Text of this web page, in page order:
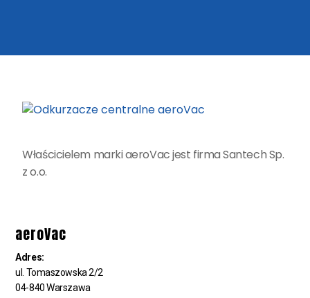
Właścicielem marki aeroVac jest firma Santech Sp.
z o.o.
aeroVac
Adres:
ul. Tomaszowska 2/2
04-840 Warszawa